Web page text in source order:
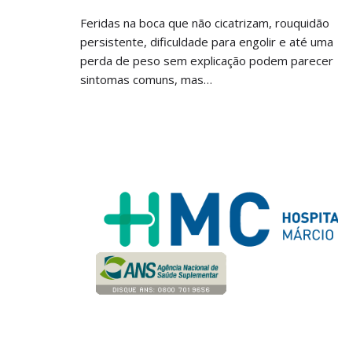
Feridas na boca que não cicatrizam, rouquidão
persistente, dificuldade para engolir e até uma
perda de peso sem explicação podem parecer
sintomas comuns, mas…